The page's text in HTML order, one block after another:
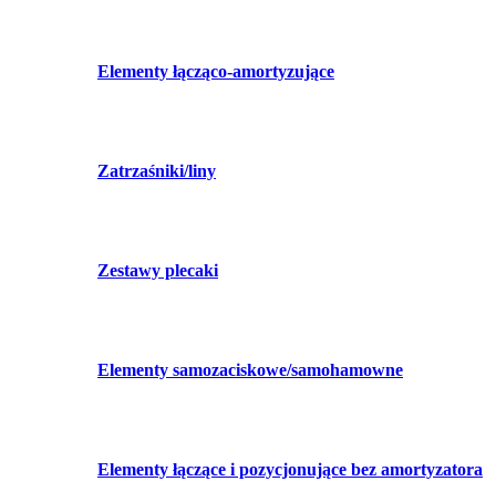
Elementy łącząco-amortyzujące
Zatrzaśniki/liny
Zestawy plecaki
Elementy samozaciskowe/samohamowne
Elementy łączące i pozycjonujące bez amortyzatora